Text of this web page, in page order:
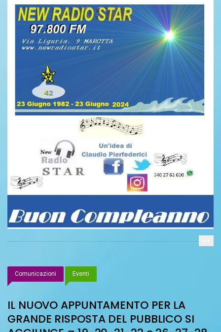
Comunicazioni Eventi
IL NUOVO APPUNTAMENTO PER LA
GRANDE RISPOSTA DEL PUBBLICO SI